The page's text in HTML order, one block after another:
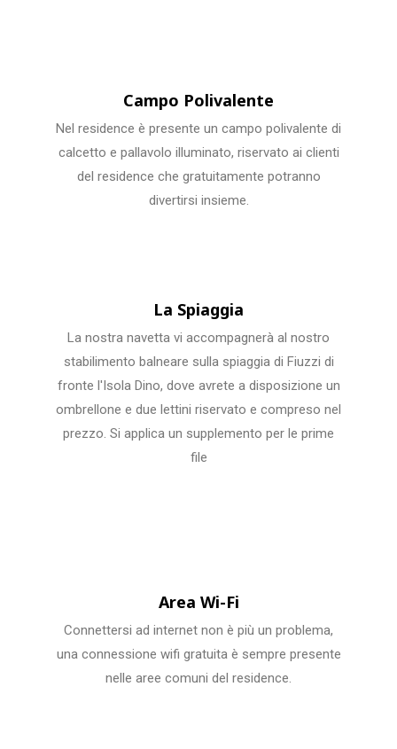
Campo Polivalente
Nel residence è presente un campo polivalente di
calcetto e pallavolo illuminato, riservato ai clienti
del residence che gratuitamente potranno
divertirsi insieme.
La Spiaggia
La nostra navetta vi accompagnerà al nostro
stabilimento balneare sulla spiaggia di Fiuzzi di
fronte l'Isola Dino, dove avrete a disposizione un
ombrellone e due lettini riservato e compreso nel
prezzo. Si applica un supplemento per le prime
file
Area Wi-Fi
Connettersi ad internet non è più un problema,
una connessione wifi gratuita è sempre presente
nelle aree comuni del residence.